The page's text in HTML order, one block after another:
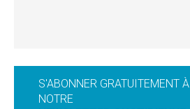
S'ABONNER GRATUITEMENT À
NOTRE